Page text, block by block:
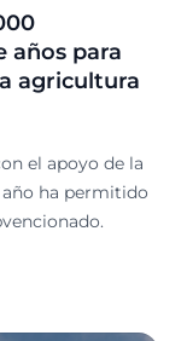
años para
agricultura
el apoyo de la
ha permitido